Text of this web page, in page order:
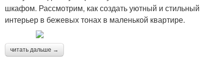
шкафом. Рассмотрим, как создать уютный и стильный
интерьер в бежевых тонах в маленькой квартире.
читать дальше →